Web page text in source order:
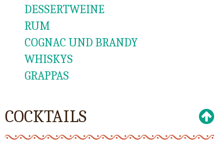
DESSERTWEINE
RUM
COGNAC UND BRANDY
WHISKYS
GRAPPAS
COCKTAILS